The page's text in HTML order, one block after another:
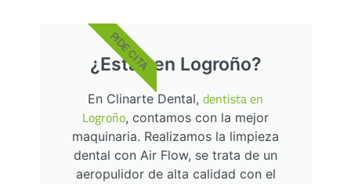
¿Estás en Logroño?
En Clinarte Dental, dentista en
Logroño, contamos con la mejor
maquinaria. Realizamos la limpieza
dental con Air Flow, se trata de un
aeropulidor de alta calidad con el
PIDE CITA